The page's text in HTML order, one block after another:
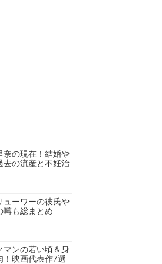
奈の現在！結婚や
去の流産と不妊治
ューワーの彼氏や
噂も総まとめ
マンの若い頃＆身
！映画代表作7選